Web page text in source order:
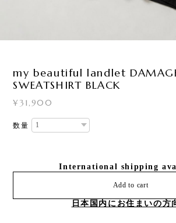
my beautiful landlet
SWEATSHIRT BLACK
¥31,900
数量
International shipping
Add to cart
日本国内にお住まいの方